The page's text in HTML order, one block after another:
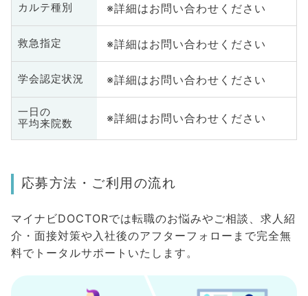
カルテ種別 ※詳細はお問い合わせください
救急指定 ※詳細はお問い合わせください
学会認定状況 ※詳細はお問い合わせください
一日の
平均来院数
※詳細はお問い合わせください
応募方法・ご利用の流れ
マイナビDOCTORでは転職のお悩みやご相談、求人紹
介・面接対策や入社後のアフターフォローまで完全無
料でトータルサポートいたします。